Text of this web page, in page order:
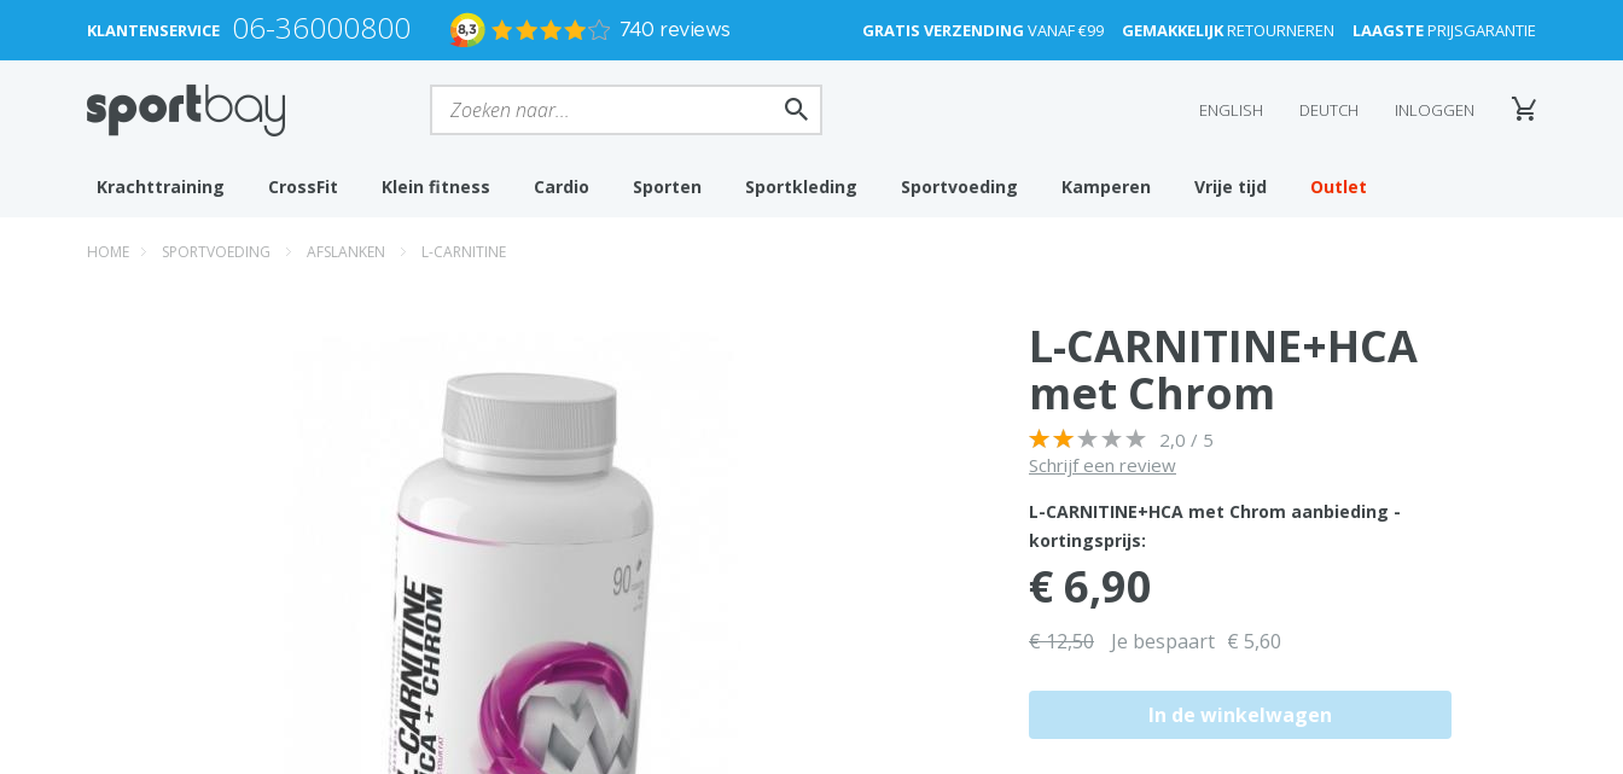
KLANTENSERVICE 06-36000800 GRATIS VERZENDING VANAF €99 GEMAKKELIJKRETOURNEREN LAAGSTEPRIJSGARANTIE
ENGLISH DEUTCH INLOGGEN
Krachttraining CrossFit Klein fitness Cardio Sporten Sportkleding Sportvoeding Kamperen Vrije tijd Outlet
HOME SPORTVOEDING AFSLANKEN L-CARNITINE
L-CARNITINE+HCA
met Chrom
2,0 / 5
Schrijf een review
L-CARNITINE+HCA met Chrom aanbieding -
kortingsprijs:
€ 6,90
€ 12,50 Je bespaart € 5,60